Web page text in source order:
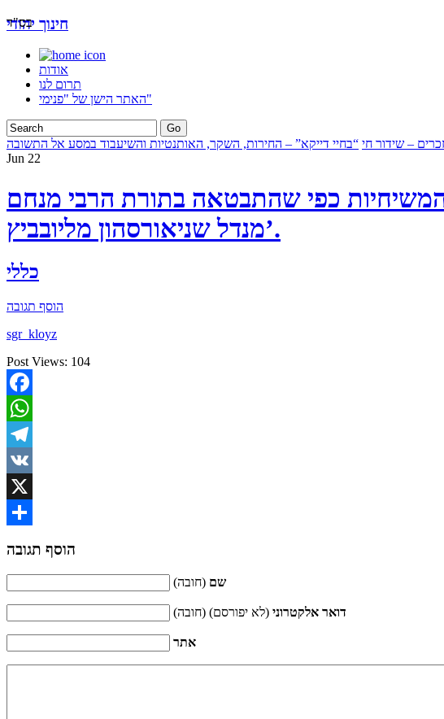
בס"ד
חינוך יהודי
אודות
תרום לנו
האתר הישן של "פנימי"
– שידור חי “בחיי דייקא” – החירות, השקר, האותנטיות והשיעבוד במסע אל התשובה
Jun 22
המשיחיות כפי שהתבטאה בתורת הרבי מנחם
מנדל שניאורסהון מליובביץ’.
כללי
הוסף תגובה
sgr_kloyz
Post Views: 104
Facebook
WhatsApp
Telegram
VK
X
הוסף תגובה
שם (חובה)
דואר אלקטרוני (לא יפורסם) (חובה)
אתר